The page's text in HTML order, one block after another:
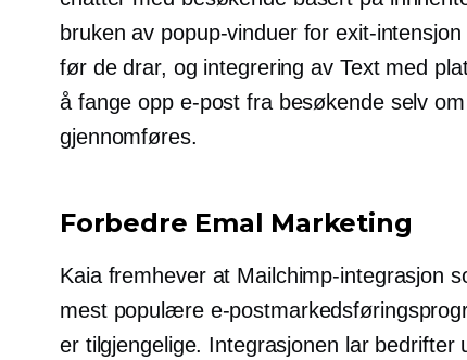
bruken av popup-vinduer for exit-
før de drar, og integrering av Text med
å fange opp e-post fra besøkende selv
gjennomføres.
Forbedre Emal Marketing
Kaia fremhever at Mailchimp-integrasjon
mest populære e-
er tilgjengelige. Integrasjonen lar bedrifter